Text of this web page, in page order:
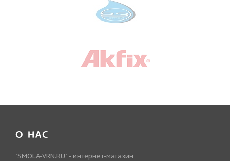
О НАС
"SMOLA-VRN.RU" - интернет-магазин